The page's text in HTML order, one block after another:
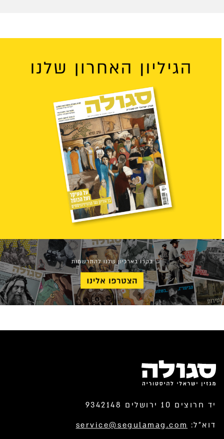
יד חרוצים 10 ירושלים 9342148
דוא”ל: service@segulamag.com